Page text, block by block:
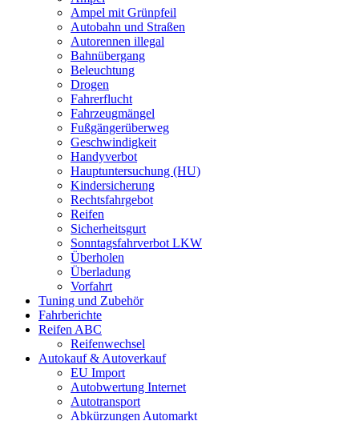
Ampel mit Grünpfeil
Autobahn und Straßen
Autorennen illegal
Bahnübergang
Beleuchtung
Drogen
Fahrerflucht
Fahrzeugmängel
Fußgängerüberweg
Geschwindigkeit
Handyverbot
Hauptuntersuchung (HU)
Kindersicherung
Rechtsfahrgebot
Reifen
Sicherheitsgurt
Sonntagsfahrverbot LKW
Überholen
Überladung
Vorfahrt
Tuning und Zubehör
Fahrberichte
Reifen ABC
Reifenwechsel
Autokauf & Autoverkauf
EU Import
Autobwertung Internet
Autotransport
Abkürzungen Automarkt